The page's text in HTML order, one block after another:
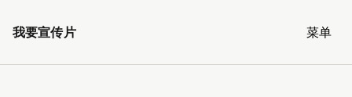
我要宣传片 菜单